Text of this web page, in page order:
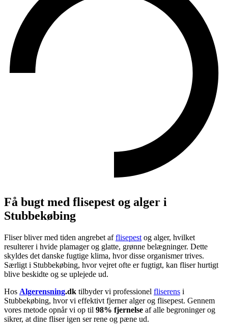
Få bugt med flisepest og alger i
Stubbekøbing
Fliser bliver med tiden angrebet afflisepest og alger, hvilket
resulterer i hvide plamager og glatte, grønne belægninger. Dette
skyldes det danske fugtige klima, hvor disse organismer trives.
Særligt i Stubbekøbing, hvor vejret ofte er fugtigt, kan fliser hurtigt
blive beskidte og se uplejede ud.
Hos Algerensning.dk tilbyder vi professionel fliserens i
Stubbekøbing, hvor vi effektivt fjerner alger og flisepest. Gennem
vores metode opnår vi op til 98% fjernelse af alle begroninger og
sikrer, at dine fliser igen ser rene og pæne ud.